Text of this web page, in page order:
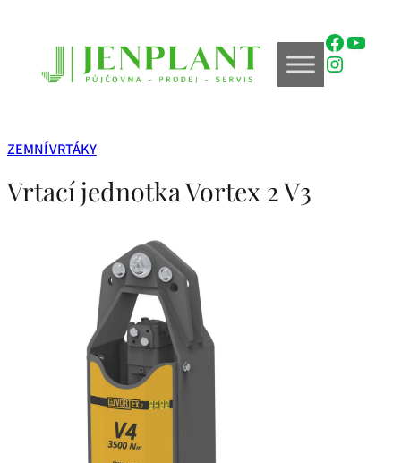
ZEMNÍ VRTÁKY
Vrtací jednotka Vortex 2 V3